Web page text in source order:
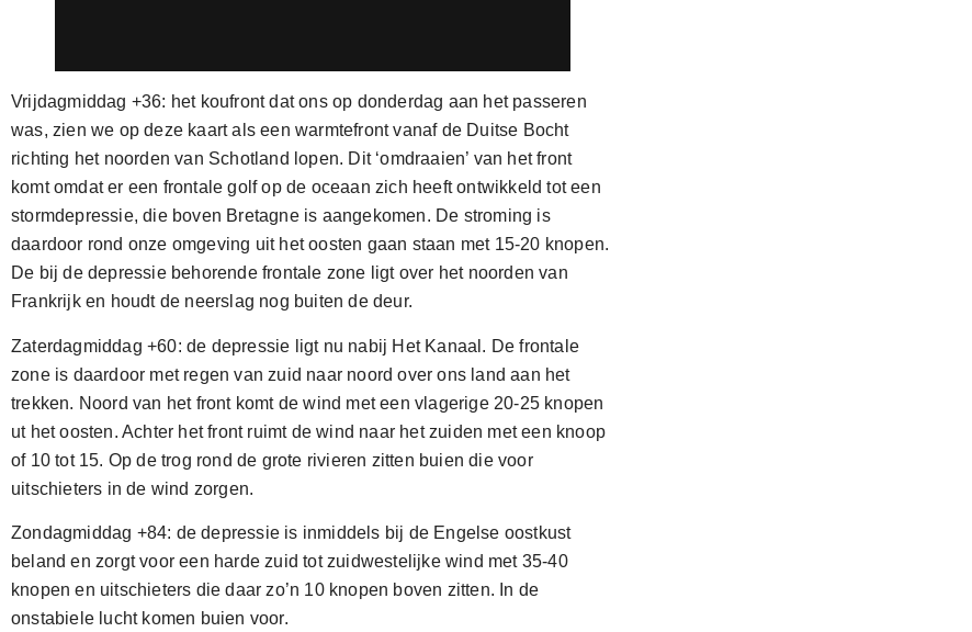
Vrijdagmiddag +36: het koufront dat ons op donderdag aan het passeren
was, zien we op deze kaart als een warmtefront vanaf de Duitse Bocht
richting het noorden van Schotland lopen. Dit ‘omdraaien’ van het front
komt omdat er een frontale golf op de oceaan zich heeft ontwikkeld tot een
stormdepressie, die boven Bretagne is aangekomen. De stroming is
daardoor rond onze omgeving uit het oosten gaan staan met 15-20 knopen.
De bij de depressie behorende frontale zone ligt over het noorden van
Frankrijk en houdt de neerslag nog buiten de deur.
Zaterdagmiddag +60: de depressie ligt nu nabij Het Kanaal. De frontale
zone is daardoor met regen van zuid naar noord over ons land aan het
trekken. Noord van het front komt de wind met een vlagerige 20-25 knopen
ut het oosten. Achter het front ruimt de wind naar het zuiden met een knoop
of 10 tot 15. Op de trog rond de grote rivieren zitten buien die voor
uitschieters in de wind zorgen.
Zondagmiddag +84: de depressie is inmiddels bij de Engelse oostkust
beland en zorgt voor een harde zuid tot zuidwestelijke wind met 35-40
knopen en uitschieters die daar zo’n 10 knopen boven zitten. In de
onstabiele lucht komen buien voor.